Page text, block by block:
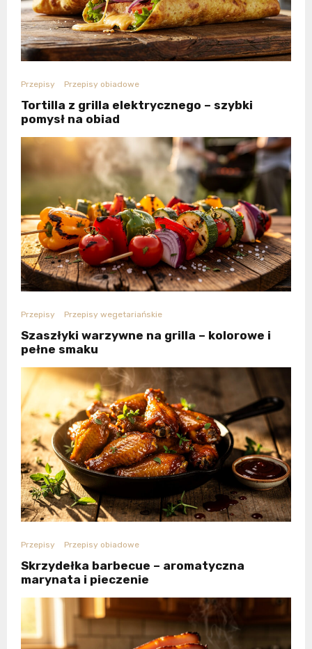
Przepisy Przepisy obiadowe
Tortilla z grilla elektrycznego – szybki
pomysł na obiad
Przepisy Przepisy wegetariańskie
Szaszłyki warzywne na grilla – kolorowe i
pełne smaku
Przepisy Przepisy obiadowe
Skrzydełka barbecue – aromatyczna
marynata i pieczenie